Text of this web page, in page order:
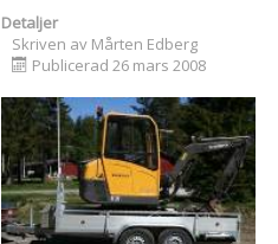
Detaljer
Skriven av Mårten Edberg
Publicerad 26 mars 2008